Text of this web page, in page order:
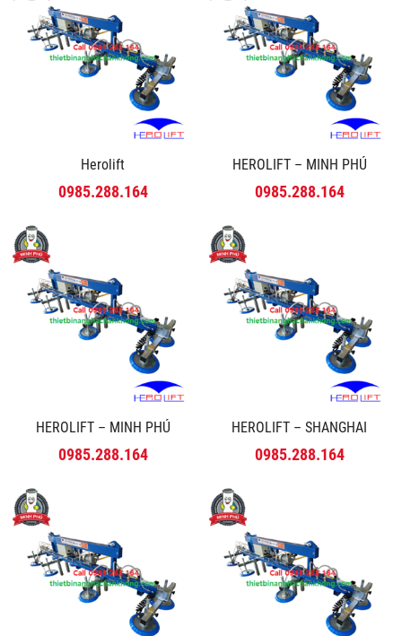
Herolift
0985.288.164
HEROLIFT – MINH PHÚ
0985.288.164
HEROLIFT – MINH PHÚ
0985.288.164
HEROLIFT – SHANGHAI
0985.288.164